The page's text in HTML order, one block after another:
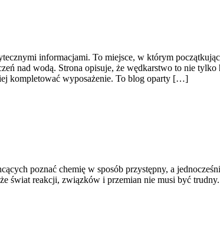
informacjami. To miejsce, w którym
nad wodą. Strona opisuje, że wędkarstwo to nie
kompletować wyposażenie. To blog oparty […]
poznać chemię w sposób przystępny, a
świat reakcji, związków i przemian nie musi być